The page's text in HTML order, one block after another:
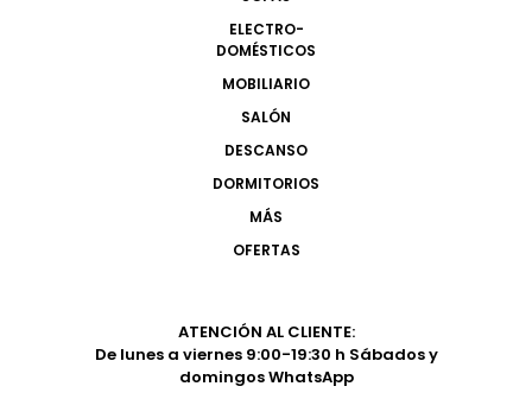
ELECTRO-
DOMÉSTICOS
MOBILIARIO
SALÓN
DESCANSO
DORMITORIOS
MÁS
OFERTAS
ATENCIÓN AL CLIENTE:
De lunes a viernes 9:00-19:30 h Sábados y
domingos WhatsApp